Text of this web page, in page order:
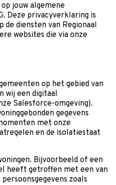
jouw algemene
Deze privacyverklaring is
de diensten van Regionaal
websites die via onze
op het gebied van
wij een digitaal
Salesforce-omgeving).
gegevens
met onze
en de isolatiestaat
Bijvoorbeeld of een
heeft getroffen met een van
zoals